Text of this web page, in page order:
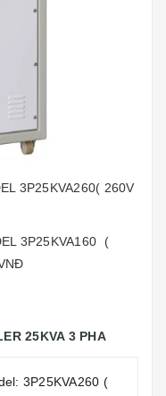
3P25KVA260( 260V
3P25KVA160 (
25KVA 3 PHA
3P25KVA260 (